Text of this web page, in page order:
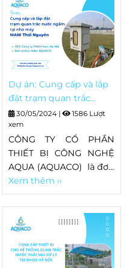
đặt 3 thiết bị đo pH tại
nhà máy nước Kênh
Dự án: Cung cấp và lắp
đặt trạm quan trắc
nước ngầm tại nhà máy
MANI Thái Nguyên.
30/05/2024 |
1586 Lượt
xem
CÔNG TY CỔ PHẦN
THIẾT BỊ CÔNG NGHỆ
AQUA (AQUACO) là đơn
vị cung cấp và lắp đặt
hệ thống trạm quan
trắc nước ngầm tại nhà
máy MANI Thái
Nguyên.
Xem thêm ››